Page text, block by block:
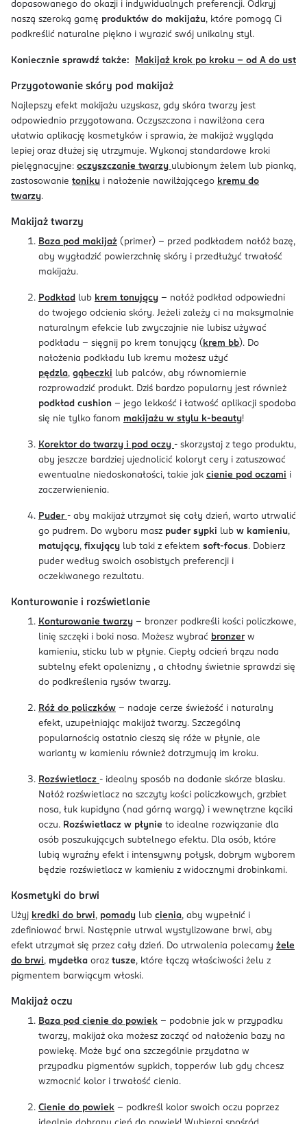
dopasowanego do okazji i indywidualnych preferencji. Odkryj
naszą szeroką gamę produktów do makijażu, które pomogą Ci
podkreślić naturalne piękno i wyrazić swój unikalny styl.
Koniecznie sprawdź także: Makijaż krok po kroku – od A do ust
Przygotowanie skóry pod makijaż
Najlepszy efekt makijażu uzyskasz, gdy skóra twarzy jest
odpowiednio przygotowana. Oczyszczona i nawilżona cera
ułatwia aplikację kosmetyków i sprawia, że makijaż wygląda
lepiej oraz dłużej się utrzymuje. Wykonaj standardowe kroki
pielęgnacyjne: oczyszczanie twarzy ulubionym żelem lub pianką,
zastosowanie toniku i nałożenie nawilżającego kremu do
twarzy.
Makijaż twarzy
Baza pod makijaż (primer) - przed podkładem nałóż bazę,
aby wygładzić powierzchnię skóry i przedłużyć trwałość
makijażu.
Podkład lub krem tonujący - nałóż podkład odpowiedni
do twojego odcienia skóry. Jeżeli zależy ci na maksymalnie
naturalnym efekcie lub zwyczajnie nie lubisz używać
podkładu - sięgnij po krem tonujący ( krem bb). Do
nałożenia podkładu lub kremu możesz użyć
pędzla, gąbeczki lub palców, aby równomiernie
rozprowadzić produkt. Dziś bardzo popularny jest również
podkład cushion - jego lekkość i łatwość aplikacji spodoba
się nie tylko fanom makijażu w stylu k-beauty!
Korektor do twarzy i pod oczy - skorzystaj z tego produktu,
aby jeszcze bardziej ujednolicić koloryt cery i zatuszować
ewentualne niedoskonałości, takie jak cienie pod oczami i
zaczerwienienia.
Puder - aby makijaż utrzymał się cały dzień, warto utrwalić
go pudrem. Do wyboru masz puder sypki lub w kamieniu,
matujący, fixujący lub taki z efektem soft-focus. Dobierz
puder według swoich osobistych preferencji i
oczekiwanego rezultatu.
Konturowanie i rozświetlanie
Konturowanie twarzy - bronzer podkreśli kości policzkowe,
linię szczęki i boki nosa. Możesz wybrać bronzerw
kamieniu, sticku lub w płynie. Ciepły odcień brązu nada
subtelny efekt opalenizny , a chłodny świetnie sprawdzi się
do podkreślenia rysów twarzy.
Róż do policzków - nadaje cerze świeżość i naturalny
efekt, uzupełniając makijaż twarzy. Szczególną
popularnością ostatnio cieszą się róże w płynie, ale
warianty w kamieniu również dotrzymują im kroku.
Rozświetlacz - idealny sposób na dodanie skórze blasku.
Nałóż rozświetlacz na szczyty kości policzkowych, grzbiet
nosa, łuk kupidyna (nad górną wargą) i wewnętrzne kąciki
oczu. Rozświetlacz w płynie to idealne rozwiązanie dla
osób poszukujących subtelnego efektu. Dla osób, które
lubią wyraźny efekt i intensywny połysk, dobrym wyborem
będzie rozświetlacz w kamieniu z widocznymi drobinkami.
Kosmetyki do brwi
Użyj kredki do brwi, pomady lub cienia, aby wypełnić i
zdefiniować brwi. Następnie utrwal wystylizowane brwi, aby
efekt utrzymał się przez cały dzień. Do utrwalenia polecamy żele
do brwi, mydełka oraz tusze, które łączą właściwości żelu z
pigmentem barwiącym włoski.
Makijaż oczu
Baza pod cienie do powiek - podobnie jak w przypadku
twarzy, makijaż oka możesz zacząć od nałożenia bazy na
powiekę. Może być ona szczególnie przydatna w
przypadku pigmentów sypkich, topperów lub gdy chcesz
wzmocnić kolor i trwałość cienia.
Cienie do powiek - podkreśl kolor swoich oczu poprzez